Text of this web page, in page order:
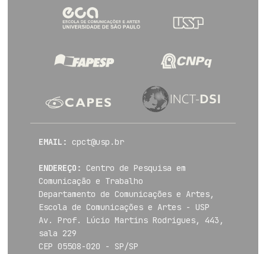
EMAIL: cpct@usp.br
ENDEREÇO:
Centro de Pesquisa em
Comunicação e Trabalho
Departamento de Comunicações e Artes,
Escola de Comunicações e Artes - USP
Av. Prof. Lúcio Martins Rodrigues, 443,
sala 229
CEP 05508-020 - SP/SP